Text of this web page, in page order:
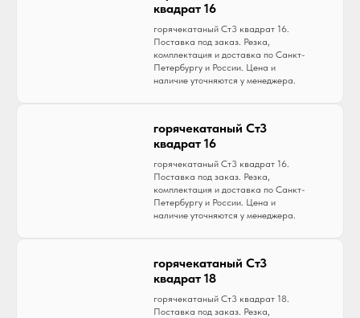
квадрат 16
горячекатаный Ст3 квадрат 16.
Поставка под заказ. Резка,
комплектация и доставка по Санкт-
Петербургу и России. Цена и
наличие уточняются у менеджера.
горячекатаный Ст3
квадрат 16
горячекатаный Ст3 квадрат 16.
Поставка под заказ. Резка,
комплектация и доставка по Санкт-
Петербургу и России. Цена и
наличие уточняются у менеджера.
горячекатаный Ст3
квадрат 18
горячекатаный Ст3 квадрат 18.
Поставка под заказ. Резка,